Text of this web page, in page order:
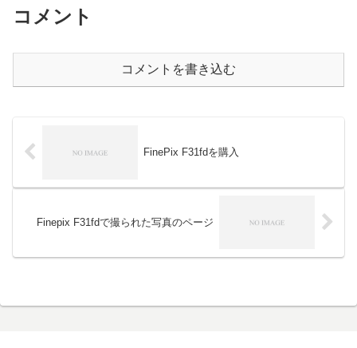
コメント
コメントを書き込む
FinePix F31fdを購入
Finepix F31fdで撮られた写真のページ